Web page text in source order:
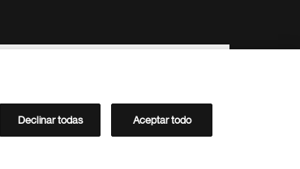
Directorio de Novartis
Declinar todas Aceptar todo